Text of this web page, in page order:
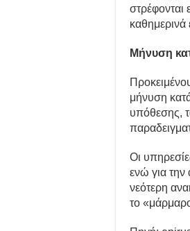
καθημερινά
Μήνυση
μήνυση
υπόθεσης,
Οι
ενώ για την
νεότερη
το